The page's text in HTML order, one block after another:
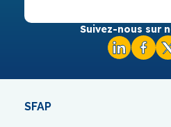
Suivez-nous sur
SFAP